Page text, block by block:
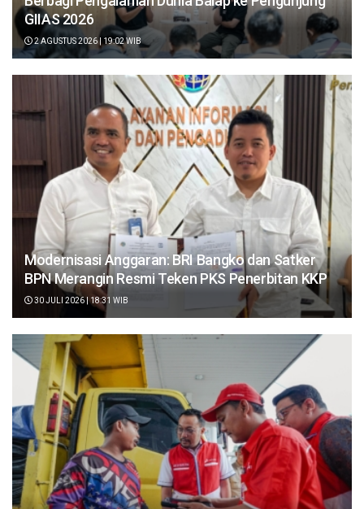
GIIAS 2026
2 AGUSTUS 2026 | 19:02 WIB
Modernisasi Anggaran: BRI Bangko dan Satker
BPN Merangin Resmi Teken PKS Penerbitan KKP
30 JULI 2026 | 18:31 WIB